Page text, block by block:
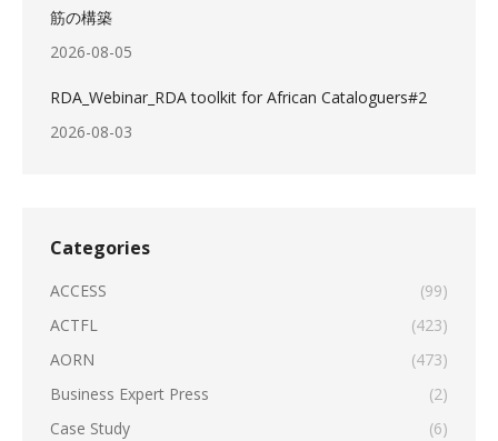
筋の構築
2026-08-05
RDA_Webinar_RDA toolkit for African Cataloguers#2
2026-08-03
Categories
ACCESS
(99)
ACTFL
(423)
AORN
(473)
Business Expert Press
(2)
Case Study
(6)